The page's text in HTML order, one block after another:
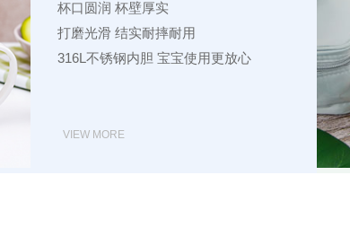
杯口圆润 杯壁厚实
打磨光滑 结实耐摔耐用
316L不锈钢内胆 宝宝使用更放心
VIEW MORE